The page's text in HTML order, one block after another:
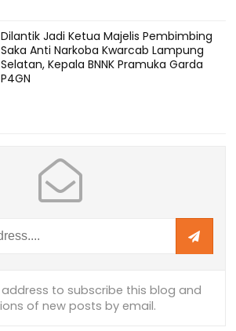
Dilantik Jadi Ketua Majelis Pembimbing
Saka Anti Narkoba Kwarcab Lampung
Selatan, Kepala BNNK Pramuka Garda
P4GN